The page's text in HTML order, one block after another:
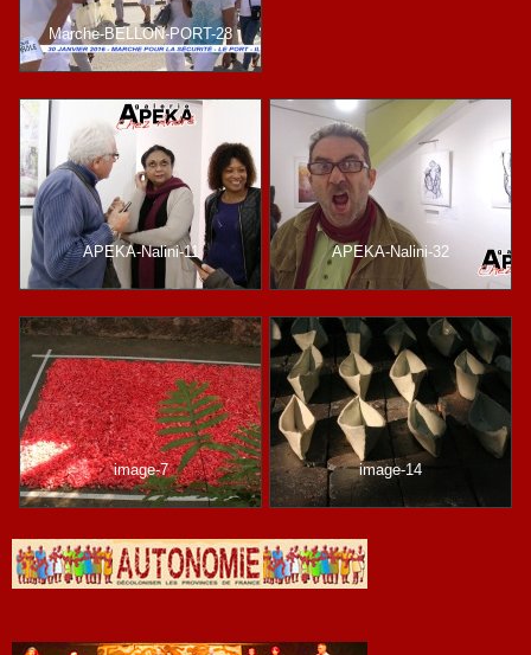
Marche-BELLON-PORT-28
APEKA-Nalini-11 APEKA-Nalini-32
image-7 image-14